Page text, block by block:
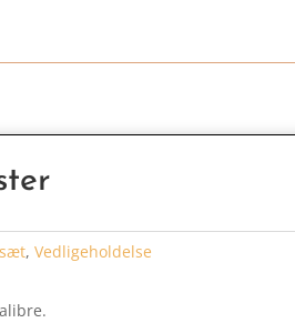
, Vedligeholdelse